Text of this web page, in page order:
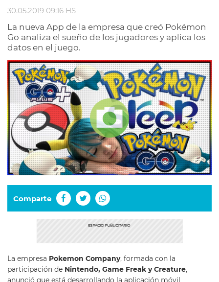
30.05.2019 09:16 HS
La nueva App de la empresa que creó Pokémon
Go analiza el sueño de los jugadores y aplica los
datos en el juego.
Comparte
La empresa Pokemon Company, formada con la
participación de Nintendo, Game Freak y Creature,
anunció que está desarrollando la aplicación móvil